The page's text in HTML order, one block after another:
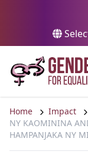
Home Impact
NY KAOMININA
HAMPANJAKA NY